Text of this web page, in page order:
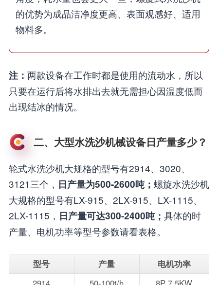
的优势为成品洁净度更高、表面观感好、适用
物料多。
注： 两款设备在工作时都是使用的流动水，所以
只要在运行后将水排出去就无需担心因温度低而
出现结冰的情况。
二、大型水洗沙机械设备日产量多少？
轮式水洗沙机大规格的型号有2914、3020、
3121三个， 日产量为500-2600吨； 螺旋水洗沙机
大规格的型号有LX-915、2LX-915、LX-1115、
2LX-1115， 日产量可达300-2400吨； 具体的时
产量、电机功率等型号参数请看表格。
型号 产量
电机功率